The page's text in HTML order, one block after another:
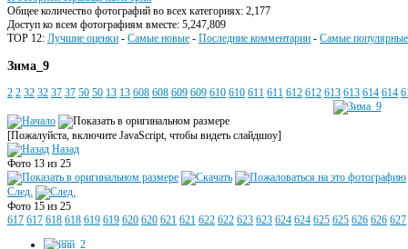
Общее количество фотографий во всех категориях: 2,177
Доступ ко всем фотографиям вместе: 5,247,809
TOP 12: Лучшие оценки - Самые новые - Последние комментарии - Самые популярные
Зима_9
2 2 32 32 37 37 50 50 13 13 608 608 609 609 610 610 611 611 612 612 613 613 614 614
[Пожалуйста, включите JavaScript, чтобы видеть слайдшоу]
Назад
Фото 13 из 25
След.
Фото 15 из 25
617 617 618 618 619 619 620 620 621 621 622 622 623 623 624 624 625 625 626 626 627